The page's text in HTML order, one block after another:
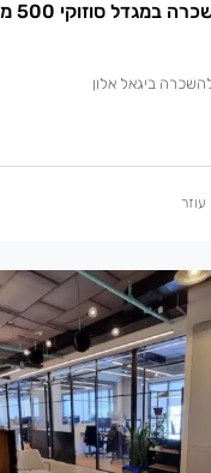
ביגאל אלון
עוזר